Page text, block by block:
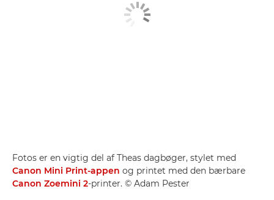
Fotos er en vigtig del af Theas dagbøger, stylet med
Canon Mini Print-appen og printet med den bærbare
Canon Zoemini 2-printer. © Adam Pester